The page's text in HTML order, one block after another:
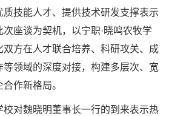
技能人才、提供技术研发支撑表示
座谈为契机，以宁职·晓鸣农牧学
双方在人才联合培养、科研攻关、成
等领域的深度对接，构建多层次、宽
作新格局。
校对魏晓明董事长一行的到来表示热